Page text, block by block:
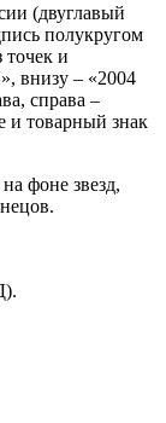
(двуглавый
полукругом
и
внизу – «2004
справа –
и товарный знак
фоне звeзд,